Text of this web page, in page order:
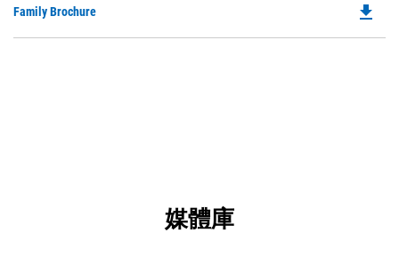
a
Family Brochure file_download
媒體庫